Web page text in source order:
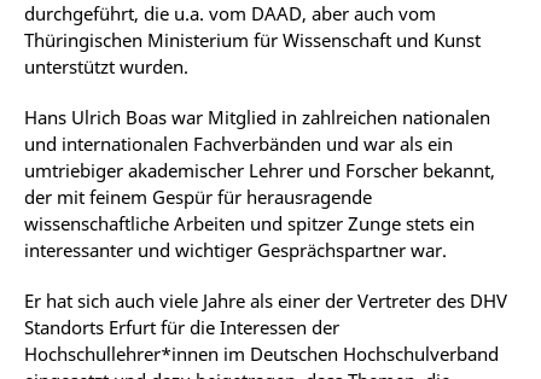
durchgeführt, die u.a. vom DAAD, aber auch vom
Thüringischen Ministerium für Wissenschaft und Kunst
unterstützt wurden.
Hans Ulrich Boas war Mitglied in zahlreichen nationalen
und internationalen Fachverbänden und war als ein
umtriebiger akademischer Lehrer und Forscher bekannt,
der mit feinem Gespür für herausragende
wissenschaftliche Arbeiten und spitzer Zunge stets ein
interessanter und wichtiger Gesprächspartner war.
Er hat sich auch viele Jahre als einer der Vertreter des DHV
Standorts Erfurt für die Interessen der
Hochschullehrer*innen im Deutschen Hochschulverband